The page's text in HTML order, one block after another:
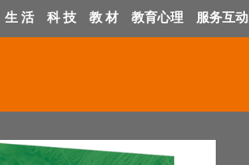
生 活 科 技 教 材 教育心理 服务互动